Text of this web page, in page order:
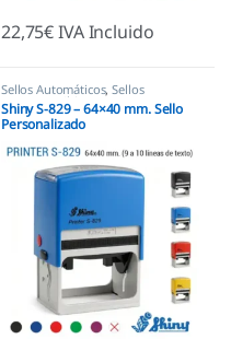
22,75€IVA Incluido
Sellos Automáticos,Sellos
empresas,Shiny
Shiny S-829 – 64×40 mm. Sello
Personalizado